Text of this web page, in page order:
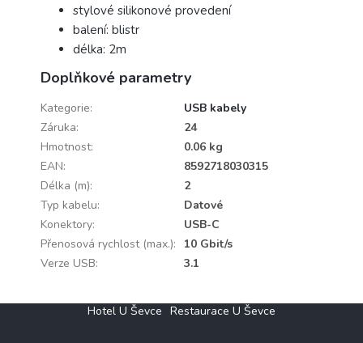
stylové silikonové provedení
balení: blistr
délka: 2m
Doplňkové parametry
Kategorie:
USB kabely
Záruka:
24
Hmotnost:
0.06 kg
EAN:
8592718030315
Délka (m):
2
Typ kabelu:
Datové
Konektory:
USB-C
Přenosová rychlost (max.):
10 Gbit/s
Verze USB: 3.1
Hotel U Ševce Restaurace U Ševce